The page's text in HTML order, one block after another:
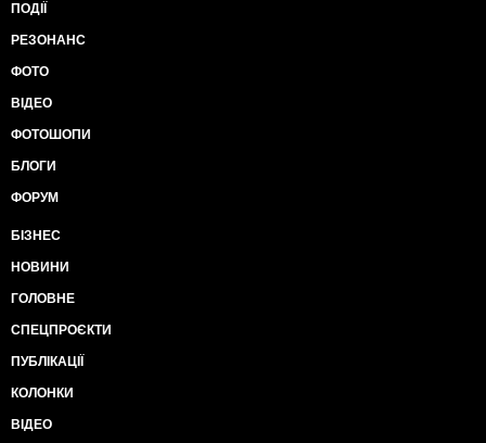
ПОДІЇ
РЕЗОНАНС
ФОТО
ВІДЕО
ФОТОШОПИ
БЛОГИ
ФОРУМ
БІЗНЕС
НОВИНИ
ГОЛОВНЕ
СПЕЦПРОЄКТИ
ПУБЛІКАЦІЇ
КОЛОНКИ
ВІДЕО